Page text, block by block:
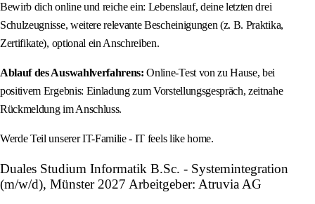
Bewirb dich online und reiche ein: Lebenslauf, deine letzten drei
Schulzeugnisse, weitere relevante Bescheinigungen (z. B. Praktika,
Zertifikate), optional ein Anschreiben.
Ablauf des Auswahlverfahrens: Online-Test von zu Hause, bei
positivem Ergebnis: Einladung zum Vorstellungsgespräch, zeitnahe
Rückmeldung im Anschluss.
Werde Teil unserer IT-Familie - IT feels like home.
Duales Studium Informatik B.Sc. - Systemintegration
(m/w/d), Münster 2027 Arbeitgeber: Atruvia AG